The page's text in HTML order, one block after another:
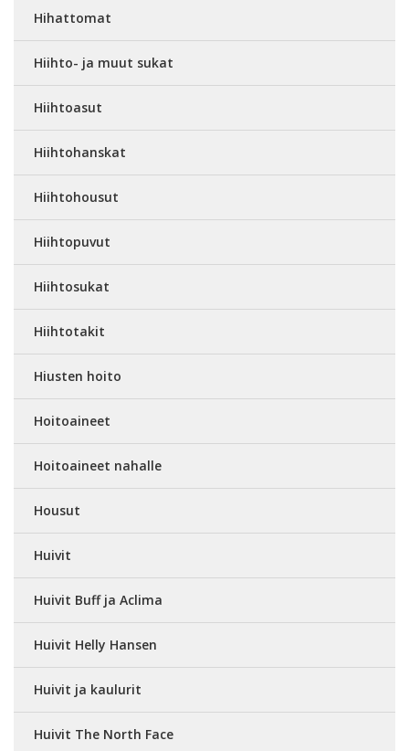
Hihattomat
Hiihto- ja muut sukat
Hiihtoasut
Hiihtohanskat
Hiihtohousut
Hiihtopuvut
Hiihtosukat
Hiihtotakit
Hiusten hoito
Hoitoaineet
Hoitoaineet nahalle
Housut
Huivit
Huivit Buff ja Aclima
Huivit Helly Hansen
Huivit ja kaulurit
Huivit The North Face